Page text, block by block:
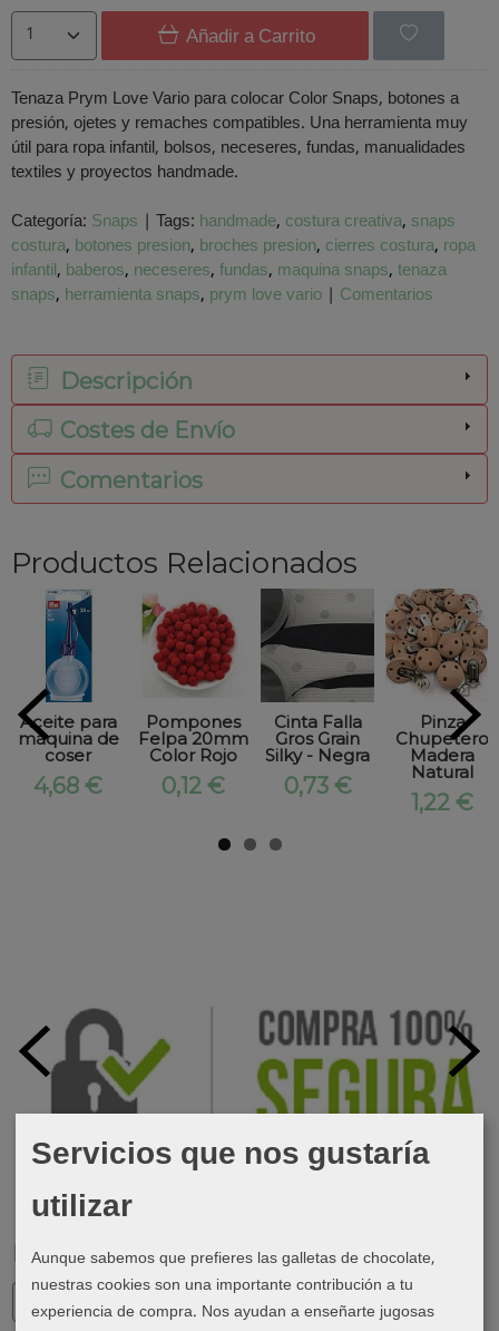
Marcas
Añadir a Carrito
Tenaza Prym Love Vario para colocar Color Snaps, botones a
presión, ojetes y remaches compatibles. Una herramienta muy
útil para ropa infantil, bolsos, neceseres, fundas, manualidades
textiles y proyectos handmade.
Categoría: Snaps | Tags: handmade costura creativa snaps
costura botones presion broches presion cierres costura ropa
infantil baberos neceseres fundas maquina snaps tenaza
snaps herramienta snaps prym love vario | Comentarios
Descripción
Costes de Envío
Comentarios
Productos Relacionados
Aceite para
maquina de
coser
4,68 €
Pompones
Felpa 20mm
Color Rojo
0,12 €
Cinta Falla
Gros Grain
Silky - Negra
0,73 €
Pinza
Chupetero
Madera
Natural
1,22 €
Servicios que nos gustaría
utilizar
Aunque sabemos que prefieres las galletas de chocolate,
nuestras cookies son una importante contribución a tu
experiencia de compra. Nos ayudan a enseñarte jugosas